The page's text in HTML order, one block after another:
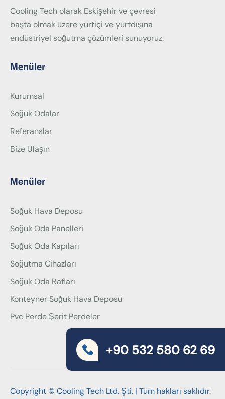
Cooling Tech olarak Eskişehir ve çevresi
başta olmak üzere yurtiçi ve yurtdışına
endüstriyel soğutma çözümleri sunuyoruz.
Menüler
Kurumsal
Soğuk Odalar
Referanslar
Bize Ulaşın
Menüler
Soğuk Hava Deposu
Soğuk Oda Panelleri
Soğuk Oda Kapıları
Soğutma Cihazları
Soğuk Oda Rafları
Konteyner Soğuk Hava Deposu
Pvc Perde Şerit Perdeler
Copyright © Cooling Tech Ltd. Şti. | Tüm hakları saklıdır.
+90 532 580 62 69